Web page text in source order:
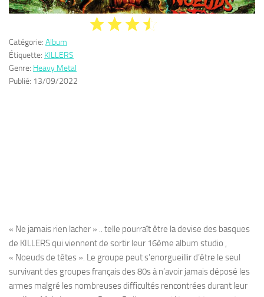
Catégorie: Album
Étiquette: KILLERS
Genre: Heavy Metal
Publié: 13/09/2022
« Ne jamais rien lacher » .. telle pourraît être la devise des basques
de KILLERS qui viennent de sortir leur 16ème album studio ,
« Noeuds de têtes ». Le groupe peut s’enorgueillir d’être le seul
survivant des groupes français des 80s à n’avoir jamais déposé les
armes malgré les nombreuses difficultés rencontrées durant leur